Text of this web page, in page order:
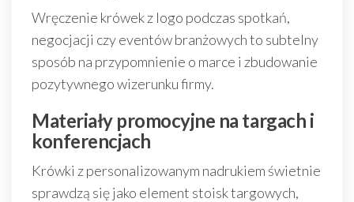
Wręczenie krówek z logo podczas spotkań,
negocjacji czy eventów branżowych to subtelny
sposób na przypomnienie o marce i zbudowanie
pozytywnego wizerunku firmy.
Materiały promocyjne na targach i
konferencjach
Krówki z personalizowanym nadrukiem świetnie
sprawdzą się jako element stoisk targowych,